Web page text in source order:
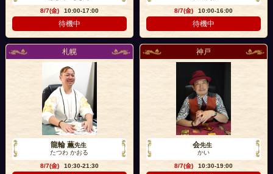
8/7(金)
10:00-17:00
待機中
8/7(金)
10:00-16:00
待機中
札幌
龍輪 薫先生
たつわ かおる
8/7(金)
10:30-21:30
神戸
会先生
かい
8/7(金)
10:30-19:00